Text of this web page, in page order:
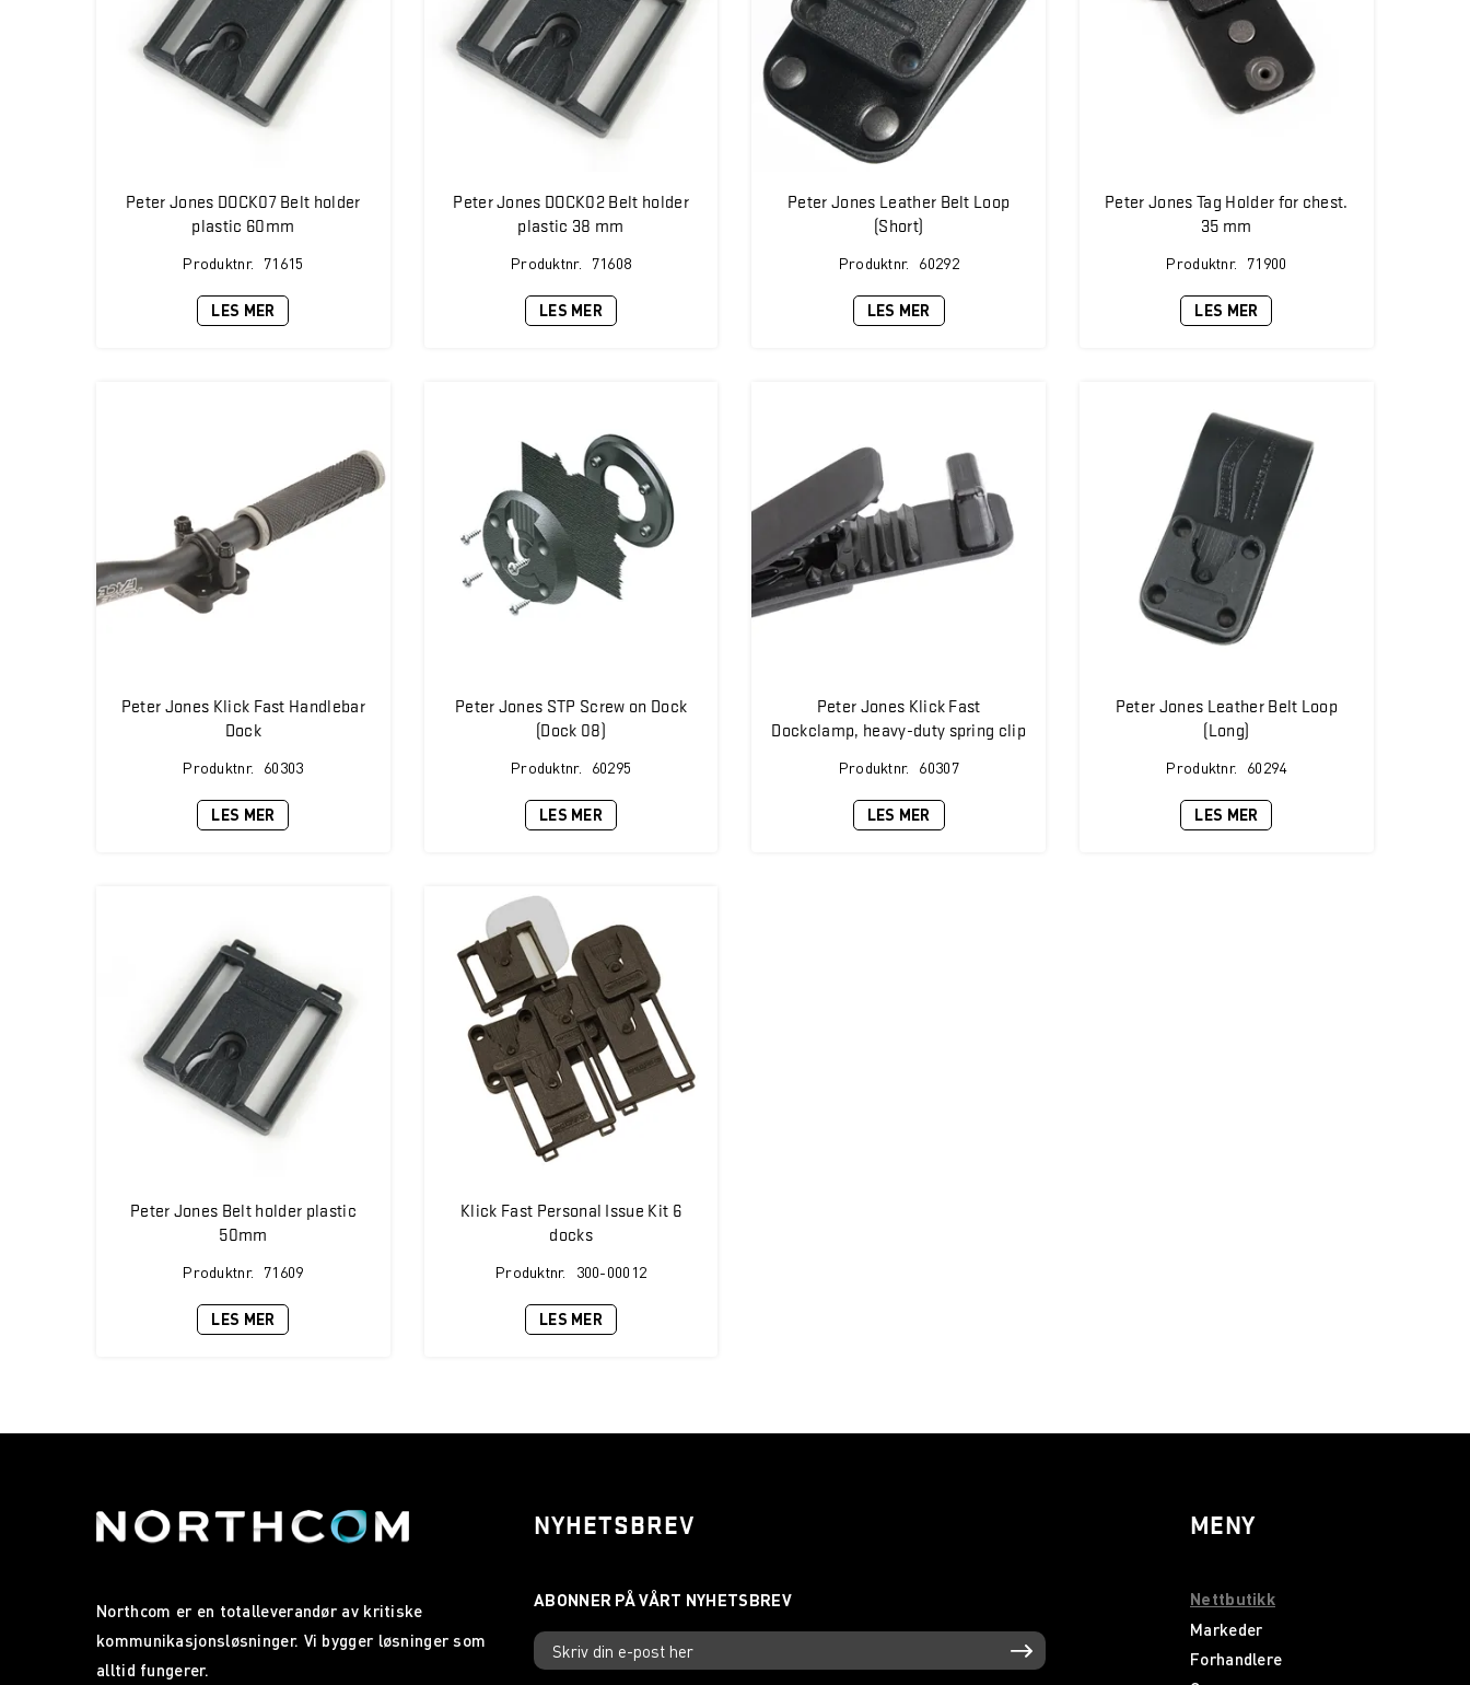
Peter Jones DOCK07 Belt holder
plastic 60mm
Produktnr. 71615
LES MER
Peter Jones DOCK02 Belt holder
plastic 38 mm
Produktnr. 71608
LES MER
Peter Jones Leather Belt Loop
(Short)
Produktnr. 60292
LES MER
Peter Jones Tag Holder for chest.
35 mm
Produktnr. 71900
LES MER
Peter Jones Klick Fast Handlebar
Dock
Produktnr. 60303
LES MER
Peter Jones STP Screw on Dock
(Dock 08)
Produktnr. 60295
LES MER
Peter Jones Klick Fast
Dockclamp, heavy-duty spring clip
Produktnr. 60307
LES MER
Peter Jones Leather Belt Loop
(Long)
Produktnr. 60294
LES MER
Peter Jones Belt holder plastic
50mm
Produktnr. 71609
LES MER
Klick Fast Personal Issue Kit 6
docks
Produktnr. 300-00012
LES MER
Northcom er en totalleverandør av kritiske
kommunikasjonsløsninger. Vi bygger løsninger som
alltid fungerer.
NYHETSBREV MENY
Nettbutikk
Markeder
Forhandlere